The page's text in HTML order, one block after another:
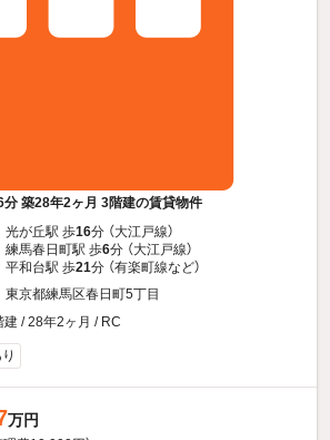
築28年2ヶ月 3階建の賃貸物件
光が丘駅 歩16分 （大江戸線）
練馬春日町駅 歩6分 （大江戸線）
平和台駅 歩21分 （有楽町線など）
東京都練馬区春日町5丁目
建 / 28年2ヶ月 / RC
万円